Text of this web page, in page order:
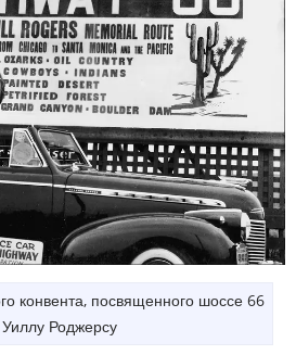
конвента, посвященного шоссе 66
Роджерсу